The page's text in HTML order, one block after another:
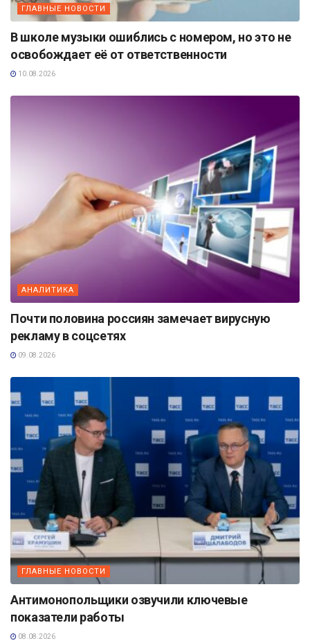
ГЛАВНЫЕ НОВОСТИ
В школе музыки ошиблись с номером, но это не
освобождает её от ответственности
10.08.2026
АНАЛИТИКА
Почти половина россиян замечает вирусную
рекламу в соцсетях
09.08.2026
ГЛАВНЫЕ НОВОСТИ
Антимонопольщики озвучили ключевые
показатели работы
08.08.2026